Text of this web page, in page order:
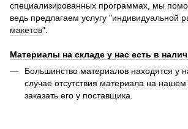
специализированных программах, мы
ведь предлагаем услугу "индивидуальной
макетов".
Материалы на складе у нас есть в
Большинство материалов находятся у
случае отсутствия материала на
заказать его у поставщика.